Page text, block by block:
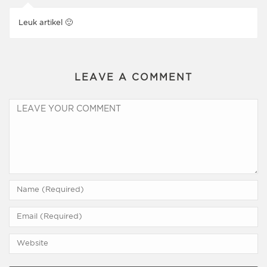
Leuk artikel 🙂
LEAVE A COMMENT